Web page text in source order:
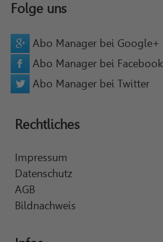
Folge uns
Abo Manager bei Google+
Abo Manager bei Facebook
Abo Manager bei Twitter
Rechtliches
Impressum
Datenschutz
AGB
Bildnachweis